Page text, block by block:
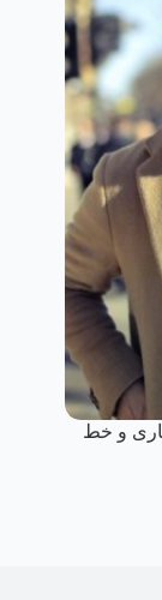
و خط